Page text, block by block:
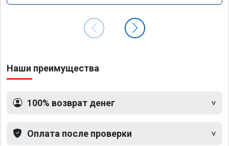
Наши преимущества
100% возврат денег
Оплата после проверки